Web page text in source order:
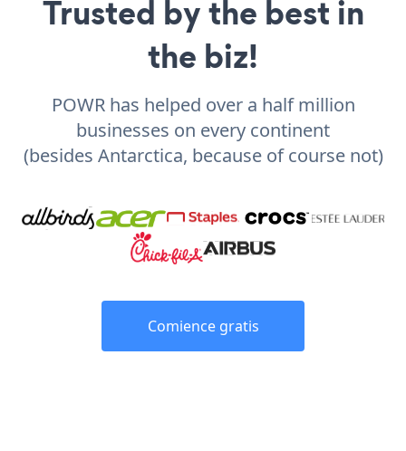
Trusted by the best in
the biz!
POWR has helped over a half million
businesses on every continent
(besides Antarctica, because of course not)
Comience gratis